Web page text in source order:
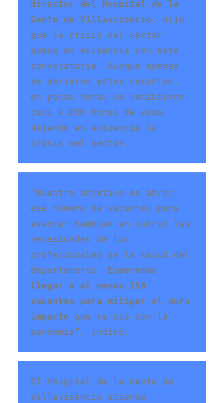
director del Hospital de la
Gente de Villavicencio , dijo
que la crisis del sector
quedó en evidencia con esta
convocatoria. Aunque apenas
se abrieron estas vacantes,
en pocas horas se recibieron
casi 4.000 horas de vida,
dejando en evidencia la
crisis del sector.
“Nuestro objetivo es abrir
ese número de vacantes para
avanzar también en cubrir las
necesidades de los
profesionales de la salud del
departamento. Esperemos
llegar a al menos 150
vacantes para mitigar el duro
impacto que se dio con la
pandemia”, indicó.
El Hospital de la Gente de
Villavicencio atiende